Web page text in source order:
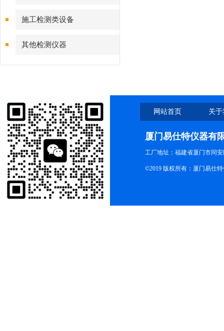
施工检测类设备
其他检测仪器
网站首页 关
厦门易仕特仪器有
工厂地址：福建省厦门市同
©2019 版权所有：厦门易仕